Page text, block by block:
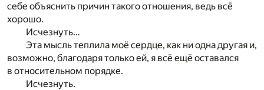
себе объяснить причин такого отношения, ведь всё
хорошо.
Исчезнуть…
Эта мысль теплила моё сердце, как ни одна другая и,
возможно, благодаря только ей, я всё ещё оставался
в относительном порядке.
Исчезнуть.